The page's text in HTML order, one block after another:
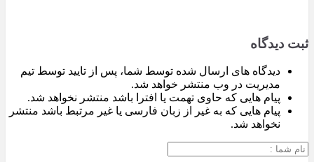
ثبت دیدگاه
دیدگاه های ارسال شده توسط شما، پس از تایید توسط تیم
مدیریت در وب منتشر خواهد شد.
پیام هایی که حاوی تهمت یا افترا باشد منتشر نخواهد شد.
پیام هایی که به غیر از زبان فارسی یا غیر مرتبط باشد منتشر
نخواهد شد.